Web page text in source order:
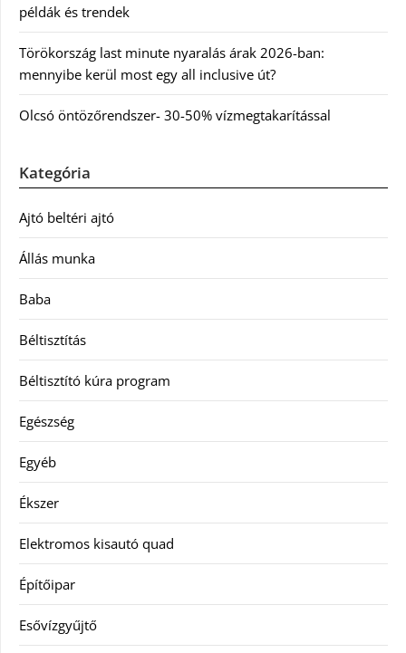
példák és trendek
Törökország last minute nyaralás árak 2026-ban:
mennyibe kerül most egy all inclusive út?
Olcsó öntözőrendszer- 30-50% vízmegtakarítással
Kategória
Ajtó beltéri ajtó
Állás munka
Baba
Béltisztítás
Béltisztító kúra program
Egészség
Egyéb
Ékszer
Elektromos kisautó quad
Építőipar
Esővízgyűjtő